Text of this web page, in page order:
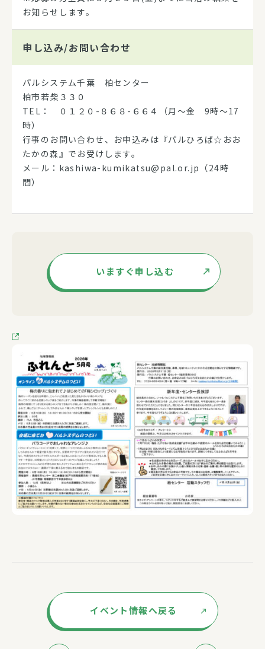
お知らせします。
申し込み/お問い合わせ
パルシステム千葉 柏センター
柏市若柴３３０
TEL： ０１２０-８６８-６６４（月～金 9時～17
時）
行事のお問い合わせ、お申込みは『パルひろば☆おお
たかの森』でお受けします。
メール：kashiwa-kumikatsu@pal.or.jp（24時
間）
いますぐ申し込む
イベント情報へ戻る